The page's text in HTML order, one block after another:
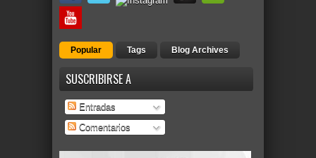
Popular Tags Blog Archives
SUSCRIBIRSE A
Entradas
Comentarios